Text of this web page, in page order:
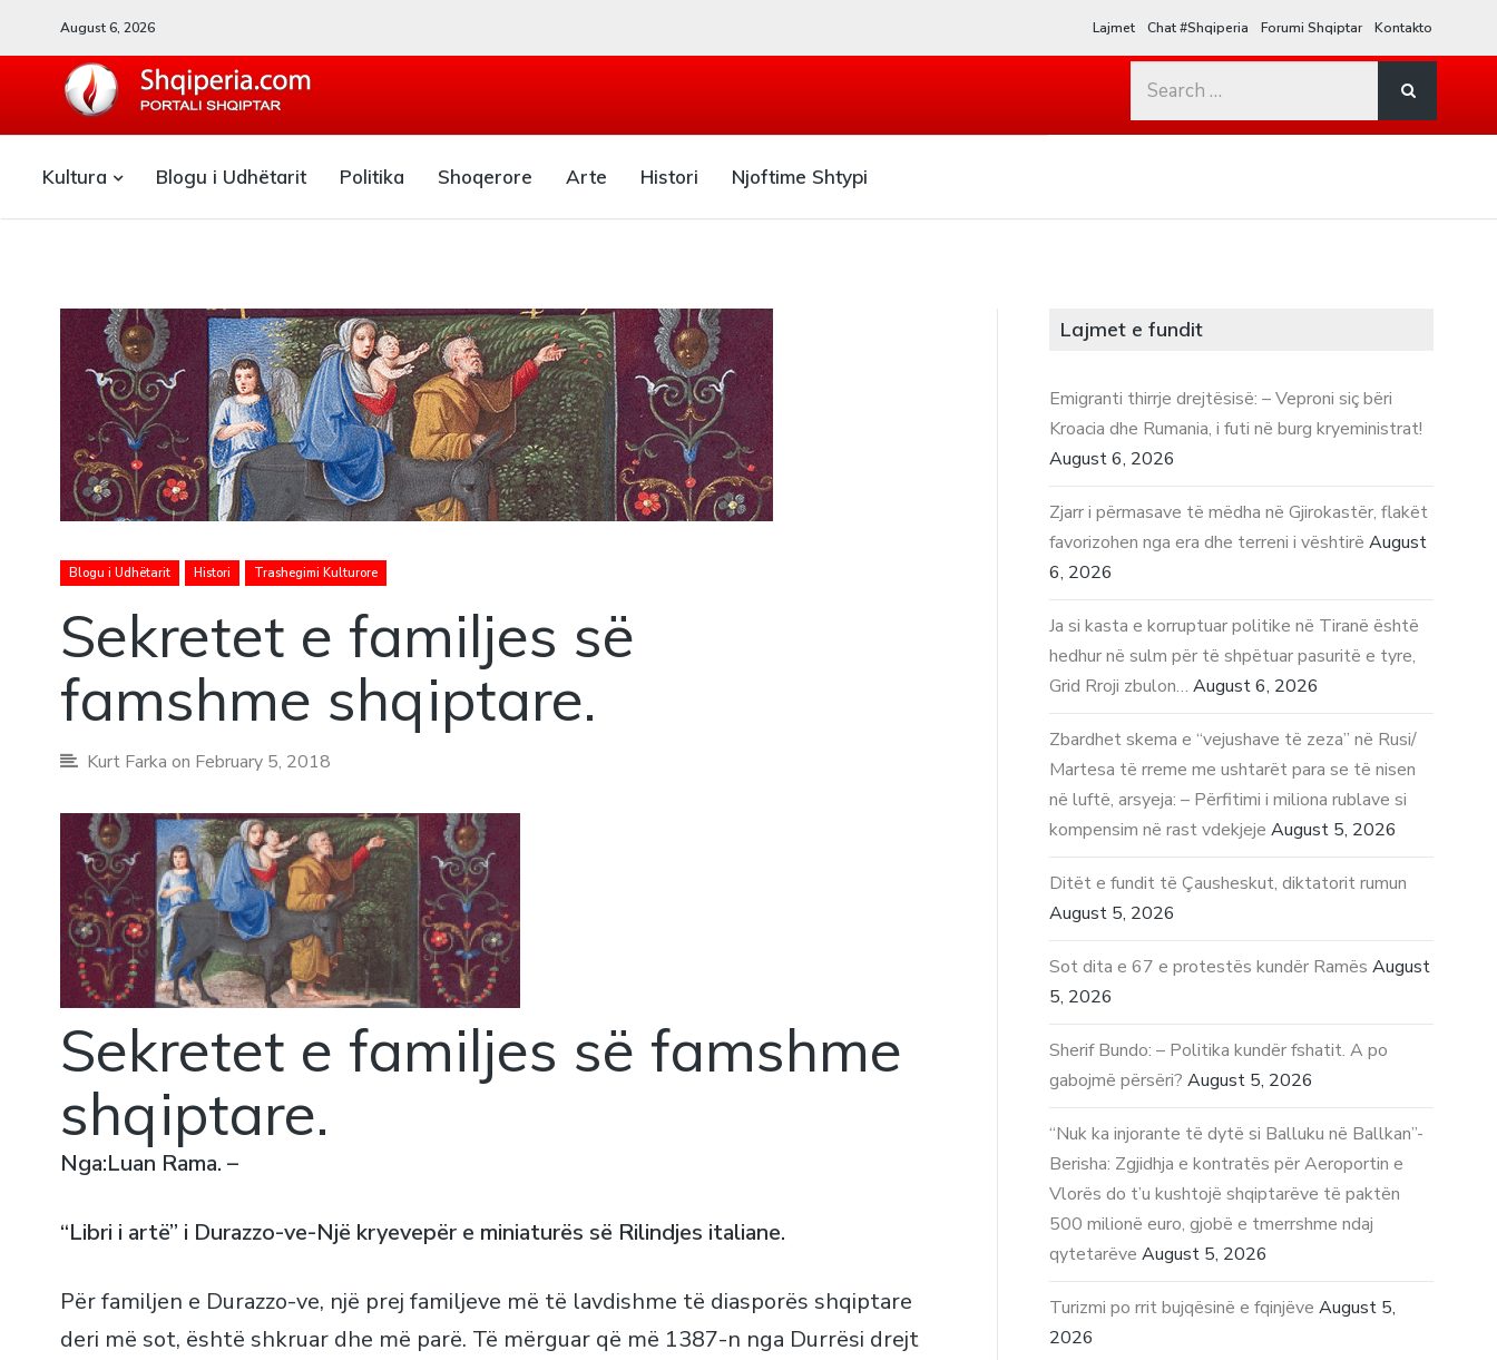
August 6, 2026 Lajmet Chat #Shqiperia Forumi Shqiptar Kontakto
Search
Kultura Blogu i Udhëtarit Politika Shoqerore Arte Histori Njoftime Shtypi
Blogu i Udhëtarit Histori Trashegimi Kulturore
Sekretet e familjes së
famshme shqiptare.
Kurt Farka on February 5, 2018
Sekretet e familjes së famshme
shqiptare.
Nga:Luan Rama. –
“Libri i artë” i Durazzo-ve-Një kryevepër e miniaturës së Rilindjes italiane.
Për familjen e Durazzo-ve, një prej familjeve më të lavdishme të diasporës shqiptare
deri më sot, është shkruar dhe më parë. Të mërguar që më 1387-n nga Durrësi drejt
Lajmet e fundit
Emigranti thirrje drejtësisë: – Veproni siç bëri
Kroacia dhe Rumania, i futi në burg kryeministrat!
August 6, 2026
Zjarr i përmasave të mëdha në Gjirokastër, flakët
favorizohen nga era dhe terreni i vështirë August
6, 2026
Ja si kasta e korruptuar politike në Tiranë është
hedhur në sulm për të shpëtuar pasuritë e tyre,
Grid Rroji zbulon… August 6, 2026
Zbardhet skema e “vejushave të zeza” në Rusi/
Martesa të rreme me ushtarët para se të nisen
në luftë, arsyeja: – Përfitimi i miliona rublave si
kompensim në rast vdekjeje August 5, 2026
Ditët e fundit të Çausheskut, diktatorit rumun
August 5, 2026
Sot dita e 67 e protestës kundër Ramës August
5, 2026
Sherif Bundo: – Politika kundër fshatit. A po
gabojmë përsëri? August 5, 2026
“Nuk ka injorante të dytë si Balluku në Ballkan”-
Berisha: Zgjidhja e kontratës për Aeroportin e
Vlorës do t’u kushtojë shqiptarëve të paktën
500 milionë euro, gjobë e tmerrshme ndaj
qytetarëve August 5, 2026
Turizmi po rrit bujqësinë e fqinjëve August 5,
2026